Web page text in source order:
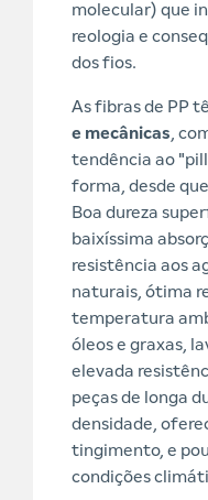
molecular) que
reologia e
dos fios.
As fibras de PP
e mecânicas ,
tendência ao
forma, desde
Boa dureza
baixíssima
resistência aos
naturais, ótima
temperatura
óleos e graxas,
elevada
peças de longa
densidade,
tingimento, e
condições